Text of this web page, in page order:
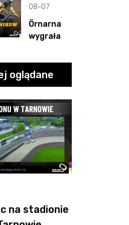
z
dwunasty
m
zwycięstw
08-07
Örnarna
wygrała
zasadnicz
ą. Debiut
Tondera w
oglądane
na stadionie